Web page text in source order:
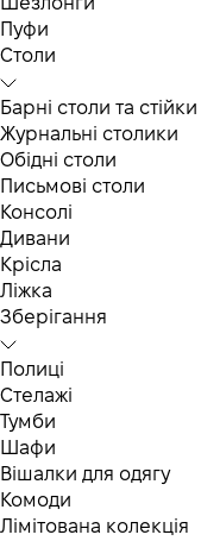
Пуфи
Столи
Барні столи та стійки
Журнальні столики
Обідні столи
Письмові столи
Консолі
Дивани
Крісла
Ліжка
Зберігання
Полиці
Стелажі
Тумби
Шафи
Вішалки для одягу
Комоди
Лімітована колекція